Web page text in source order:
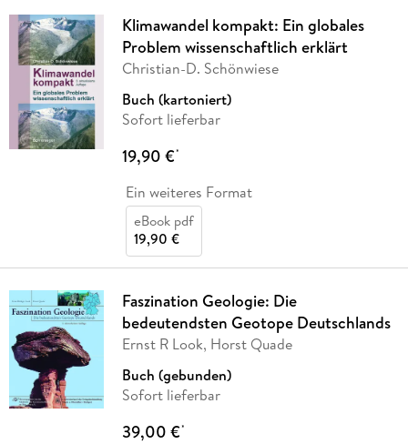
Klimawandel kompakt: Ein globales
Problem wissenschaftlich erklärt
Christian-D. Schönwiese
Buch (kartoniert)
Sofort lieferbar
19,90 €*
Ein weiteres Format
eBook pdf
19,90 €
Faszination Geologie: Die
bedeutendsten Geotope Deutschlands
Ernst R Look, Horst Quade
Buch (gebunden)
Sofort lieferbar
39,00 €*